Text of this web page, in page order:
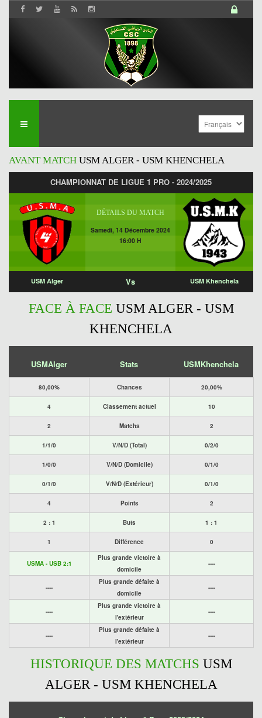
AVANT MATCH USM ALGER - USM KHENCHELA
CHAMPIONNAT DE LIGUE 1 PRO - 2024/2025
DÉTAILS DU MATCH
Samedi, 14 Décembre 2024
16:00 H
USM Alger Vs USM Khenchela
FACE À FACE USM ALGER - USM
KHENCHELA
USMAlger Stats USMKhenchela
80,00% Chances 20,00%
4 Classement actuel 10
2 Matchs 2
1/1/0 V/N/D (Total) 0/2/0
1/0/0 V/N/D (Domicile) 0/1/0
0/1/0 V/N/D (Extérieur) 0/1/0
4 Points 2
2 : 1 Buts 1 : 1
1 Différence 0
USMA - USB 2:1
Plus grande victoire à
domicile
----
----
Plus grande défaite à
domicile
----
----
Plus grande victoire à
l'extérieur
----
----
Plus grande défaite à
l'extérieur
----
HISTORIQUE DES MATCHS USM
ALGER - USM KHENCHELA